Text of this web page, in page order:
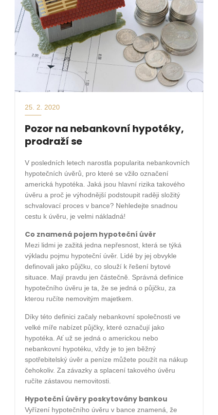
25. 2. 2020
Pozor na nebankovní hypotéky,
prodraží se
V posledních letech narostla popularita nebankovních
hypotečních úvěrů, pro které se vžilo označení
americká hypotéka. Jaká jsou hlavní rizika takového
úvěru a proč je výhodnější podstoupit raději složitý
schvalovací proces v bance? Nehledejte snadnou
cestu k úvěru, je velmi nákladná!
Co znamená pojem hypoteční úvěr
Mezi lidmi je zažitá jedna nepřesnost, která se týká
výkladu pojmu hypoteční úvěr. Lidé by jej obvykle
definovali jako půjčku, co slouží k řešení bytové
situace. Mají pravdu jen částečně. Správná definice
hypotečního úvěru je ta, že se jedná o půjčku, za
kterou ručíte nemovitým majetkem.
Díky této definici začaly nebankovní společnosti ve
velké míře nabízet půjčky, které označují jako
hypotéka. Ať už se jedná o americkou nebo
nebankovní hypotéku, vždy je to jen běžný
spotřebitelský úvěr a peníze můžete použít na nákup
čehokoliv. Za závazky a splacení takového úvěru
ručíte zástavou nemovitosti.
Hypoteční úvěry poskytovány bankou
Vyřízení hypotečního úvěru v bance znamená, že